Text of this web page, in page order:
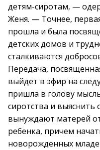
детям-сиротам, —
Женя. — Точнее,
прошла и была
детских домов и
сталкиваются
Передача,
выйдет в эфир на
пришла в голову
сиротства и выяснить
вынуждают матерей
ребенка, причем
новорожденных